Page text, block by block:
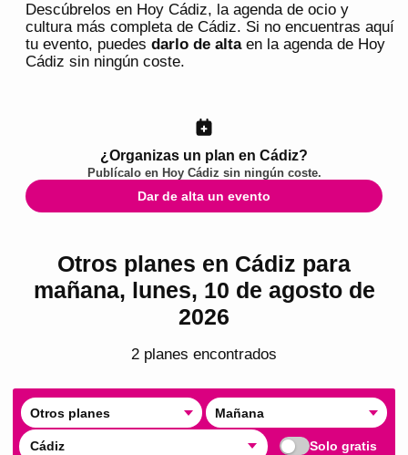
Descúbrelos en Hoy Cádiz, la agenda de ocio y
cultura más completa de Cádiz. Si no encuentras aquí
tu evento, puedes darlo de altaen la agenda de Hoy
Cádiz sin ningún coste.
¿Organizas un plan en Cádiz?
Publícalo en Hoy Cádiz sin ningún coste.
Dar de alta un evento
Otros planes en Cádiz para
mañana, lunes, 10 de agosto de
2026
2 planes encontrados
Otros planes Mañana
Cádiz Solo gratis